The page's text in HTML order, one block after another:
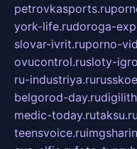
petrovkasports.ru
york-life.rudoroga-
slovar-ivrit.ruporno-
ovucontrol.rusloty-
ru-industriya.ru
belgorod-day.ru
medic-today.rutaksu.ru
teensvoice.ru